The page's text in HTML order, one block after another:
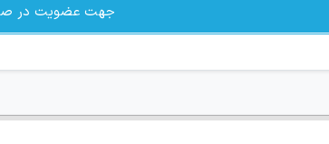
جهت عضویت در صفحه